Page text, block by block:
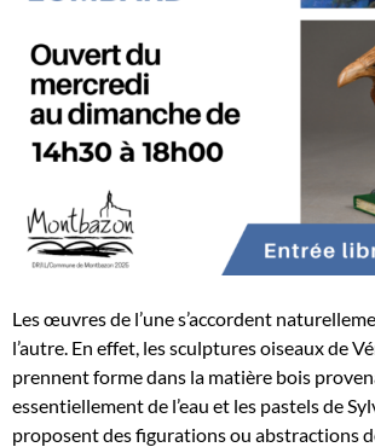
Les œuvres de l’une s’accordent
l’autre. En effet, les sculptures oiseaux de
prennent forme dans la matière bois
essentiellement de l’eau et les pastels de
proposent des figurations ou abstractions